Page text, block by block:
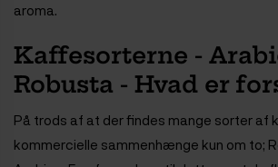
aroma.
Kaffesorterne -
Robusta - Hvad er
På trods af at der findes mange sorter af
kommercielle sammenhænge kun om to;